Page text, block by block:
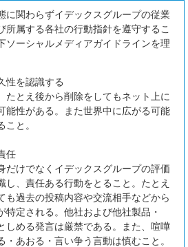
に関わらずイデックスグループの従業
所属する各社の行動指針を遵守するこ
ソーシャルメディアガイドラインを理
性を認識する
たとえ後から削除をしてもネット上に
能性がある。また世界中に広がる可能
と。
任
だけでなくイデックスグループの評価
し、責任ある行動をとること。たとえ
も過去の投稿内容や交流相手などから
特定される。他社および他社製品・
しめる発言は厳禁である。また、喧嘩
・あおる・言い争う言動は慎むこと。